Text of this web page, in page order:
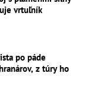
vrtuľník
po páde
z túry ho